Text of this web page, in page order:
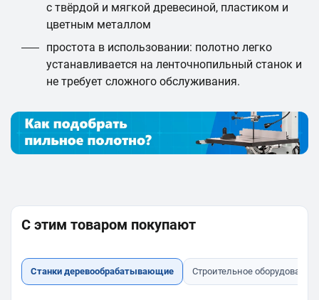
с твёрдой и мягкой древесиной, пластиком и
цветным металлом
простота в использовании: полотно легко
устанавливается на ленточнопильный станок и
не требует сложного обслуживания.
С этим товаром покупают
Станки деревообрабатывающие Строительное оборудование